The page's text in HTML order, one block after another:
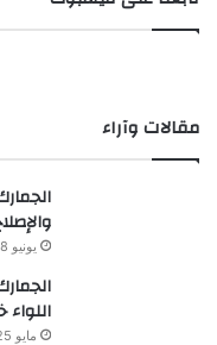
مقالات وآراء
يونيو 8, 2026
اللواء
مايو 25, 2026